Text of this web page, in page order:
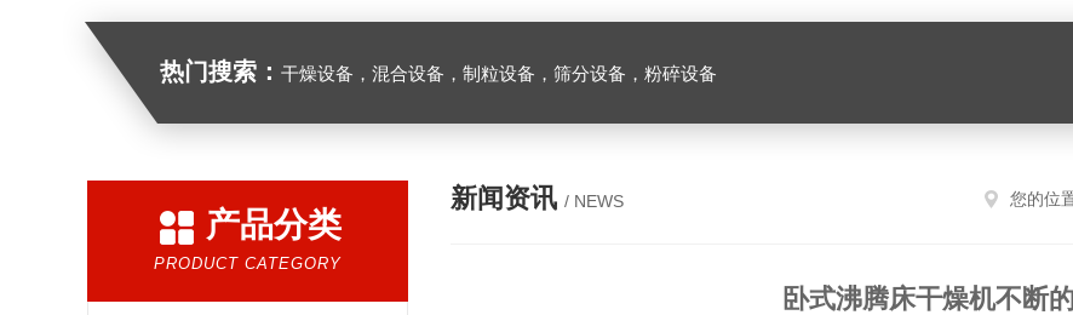
热门搜索： 干燥设备，混合设备，制粒设备，筛分设备，粉碎设备
产品分类
PRODUCT CATEGORY
新闻资讯 / NEWS 您的位
卧式沸腾床干燥机不断